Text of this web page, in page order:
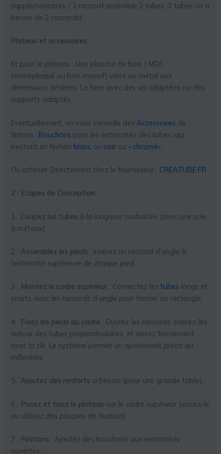
supplémentaires ( 1 raccord assemble 2 tubes, 3 tubes on a
besoin de 2 raccords)
Plateau et accessoires :
Et pour le plateau : Une planche de bois ( MDF,
contreplaqué ou bois massif) verre ou métal aux
dimensions désirées. Le fixer avec des vis adaptées ou des
supports adaptés.
Eventuellement, on vous conseille des Accessoires de
finition : Bouchons pour les extrémités des tubes, qui
existent en finition blanc ou noir ou « chromé« .
Ou acheter: Directement chez le fournisseur : CREATUBE.FR
2 : Etapes de Conception :
1. Coupez les tubes à la longueur souhaitée (avec une scie
à métaux).
2.Assemblez les pieds : Insérez un raccord d’angle à
l’extrémité supérieure de chaque pied.
3. Montez le cadre supérieur : Connectez lestubes longs et
courts avec les raccords d’angle pour former un rectangle.
4. Fixez les pieds au cadre : Ouvrez les raccords, placez-les
autour des tubes perpendiculaires, et serrez fermement
avec la clé. Le système permet un ajustement précis au
millimètre.
5.Ajoutez des renforts si besoin (pour une grande table).
6. Posez et fixez le plateau sur le cadre supérieur (vissez-le
ou utilisez des plaques de fixation).
7. Finitions : Ajoutez des bouchons aux extrémités
ouvertes.